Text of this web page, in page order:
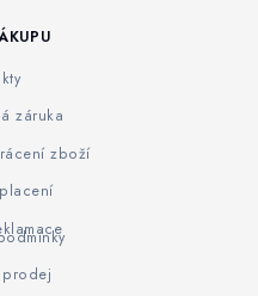
záruka
zboží
prodej